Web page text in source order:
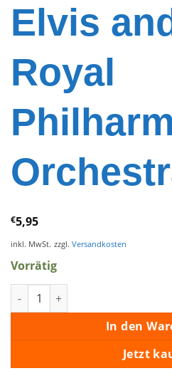
Elvis
Royal
€5,95
inkl. MwSt. zzgl. Versandkosten
Vorrätig
Christmas with Elvis and the
In den
Jetzt